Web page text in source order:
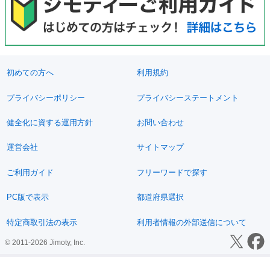
初めての方へ 利用規約
プライバシーポリシー プライバシーステートメント
健全化に資する運用方針 お問い合わせ
運営会社 サイトマップ
ご利用ガイド フリーワードで探す
PC版で表示 都道府県選択
特定商取引法の表示 利用者情報の外部送信について
© 2011-2026 Jimoty, Inc.